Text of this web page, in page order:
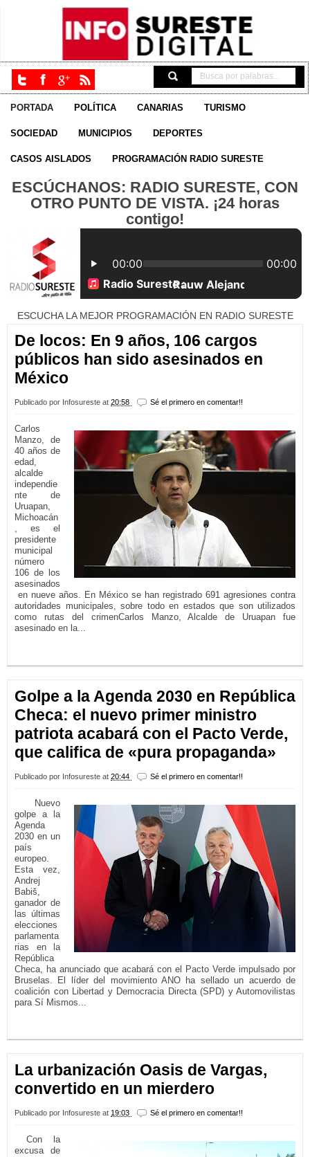
PORTADA POLÍTICA CANARIAS TURISMO
SOCIEDAD MUNICIPIOS DEPORTES
CASOS AISLADOS PROGRAMACIÓN RADIO SURESTE
ESCÚCHANOS: RADIO SURESTE, CON
OTRO PUNTO DE VISTA. ¡24 horas
contigo!
ESCUCHA LA MEJOR PROGRAMACIÓN EN RADIO SURESTE
De locos: En 9 años, 106 cargos
públicos han sido asesinados en
México
Publicado por Infosureste at 20:58 Sé el primero en comentar!!
Carlos
Manzo, de
40 años de
edad,
alcalde
independie
nte de
Uruapan,
Michoacán
, es el
presidente
municipal
número
106 de los
asesinados
en nueve años. En México se han registrado 691 agresiones contra
autoridades municipales, sobre todo en estados que son utilizados
como rutas del crimenCarlos Manzo, Alcalde de Uruapan fue
asesinado en la...
Golpe a la Agenda 2030 en República
Checa: el nuevo primer ministro
patriota acabará con el Pacto Verde,
que califica de «pura propaganda»
Publicado por Infosureste at 20:44 Sé el primero en comentar!!
Nuevo
golpe a la
Agenda
2030 en un
país
europeo.
Esta vez,
Andrej
Babiš,
ganador de
las últimas
elecciones
parlamenta
rias en la
República
Checa, ha anunciado que acabará con el Pacto Verde impulsado por
Bruselas. El líder del movimiento ANO ha sellado un acuerdo de
coalición con Libertad y Democracia Directa (SPD) y Automovilistas
para Sí Mismos...
La urbanización Oasis de Vargas,
convertido en un mierdero
Publicado por Infosureste at 19:03 Sé el primero en comentar!!
Con la
excusa de